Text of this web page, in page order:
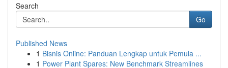
Search
Go
Published News
1 Bisnis Online: Panduan Lengkap untuk Pemula ...
1 Power Plant Spares: New Benchmark Streamlines